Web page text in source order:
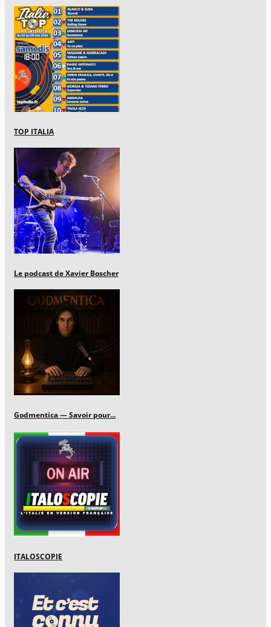
TOP ITALIA
Le podcast de Xavier Boscher
Godmentica — Savoir pour...
ITALOSCOPIE